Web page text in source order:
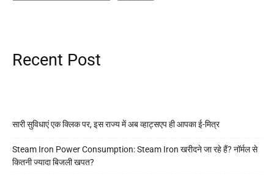
Recent Post
सारी सुविधाएं एक क्लिक पर, इस राज्य में अब व्हाट्सएप ही आपका ई-मित्र
Steam Iron Power Consumption: Steam Iron खरीदने जा रहे हैं? नॉर्मल से
कितनी ज्यादा बिजली खपत?